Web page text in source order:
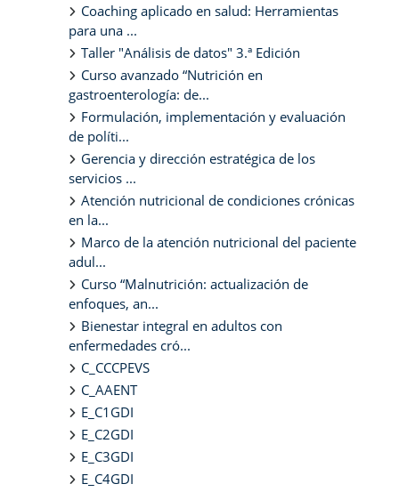
Coaching aplicado en salud: Herramientas
para una ...
Taller "Análisis de datos" 3.ª Edición
Curso avanzado “Nutrición en
gastroenterología: de...
Formulación, implementación y evaluación
de políti...
Gerencia y dirección estratégica de los
servicios ...
Atención nutricional de condiciones crónicas
en la...
Marco de la atención nutricional del paciente
adul...
Curso “Malnutrición: actualización de
enfoques, an...
Bienestar integral en adultos con
enfermedades cró...
C_CCCPEVS
C_AAENT
E_C1GDI
E_C2GDI
E_C3GDI
E_C4GDI